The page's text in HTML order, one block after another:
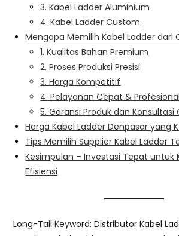
3. Kabel Ladder Aluminium
4. Kabel Ladder Custom
Mengapa Memilih Kabel Ladder dari
1. Kualitas Bahan Premium
2. Proses Produksi Presisi
3. Harga Kompetitif
4. Pelayanan Cepat & Profesional
5. Garansi Produk dan Konsultasi
Harga Kabel Ladder Denpasar yang
Tips Memilih Supplier Kabel Ladder
Kesimpulan – Investasi Tepat untuk
Efisiensi
Long-Tail Keyword: Distributor Kabel